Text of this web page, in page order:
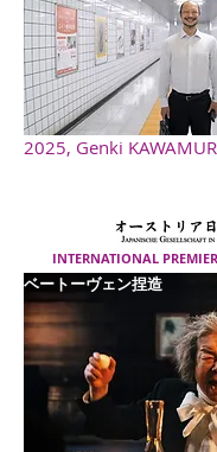
2025, Genki
INTERNATIONAL
ベートーヴェン捏造